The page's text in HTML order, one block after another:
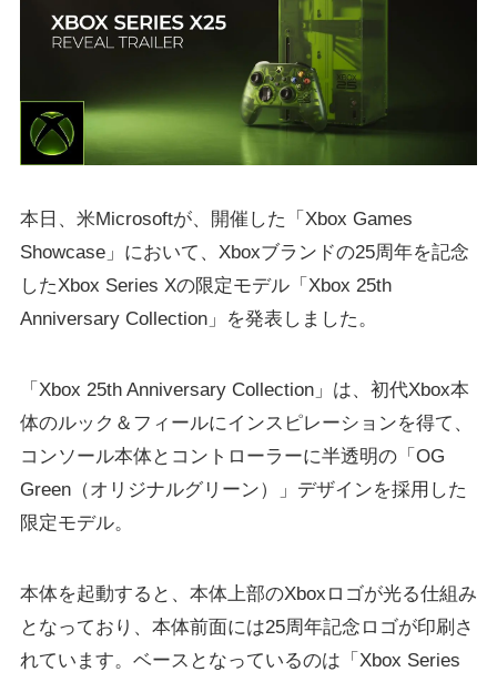
本日、米Microsoftが、開催した「Xbox Games
Showcase」において、Xboxブランドの25周年を記念
したXbox Series Xの限定モデル「Xbox 25th
Anniversary Collection」を発表しました。
「Xbox 25th Anniversary Collection」は、初代Xbox本
体のルック＆フィールにインスピレーションを得て、
コンソール本体とコントローラーに半透明の「OG
Green（オリジナルグリーン）」デザインを採用した
限定モデル。
本体を起動すると、本体上部のXboxロゴが光る仕組み
となっており、本体前面には25周年記念ロゴが印刷さ
れています。ベースとなっているのは「Xbox Series